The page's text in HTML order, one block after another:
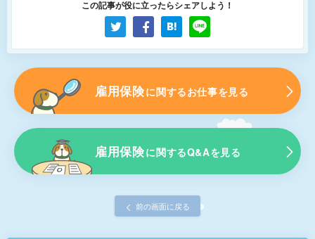
この記事が役に立ったらシェアしよう！
雇用保険に関するお仕事を見る
雇用保険に関するQ&Aを見る
前の画面に戻る